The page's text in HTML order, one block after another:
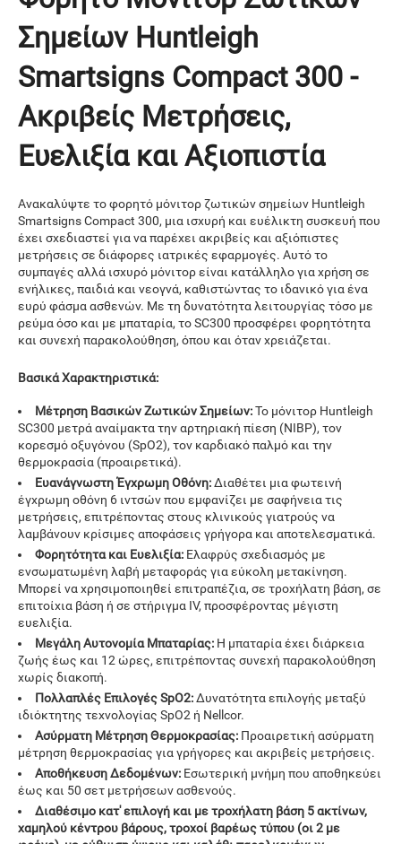
Σημείων Huntleigh
Smartsigns Compact 300 -
Ακριβείς Μετρήσεις,
Ευελιξία και Αξιοπιστία
Ανακαλύψτε το φορητό μόνιτορ ζωτικών σημείων Huntleigh
Smartsigns Compact 300, μια ισχυρή και ευέλικτη συσκευή που
έχει σχεδιαστεί για να παρέχει ακριβείς και αξιόπιστες
μετρήσεις σε διάφορες ιατρικές εφαρμογές. Αυτό το
συμπαγές αλλά ισχυρό μόνιτορ είναι κατάλληλο για χρήση σε
ενήλικες, παιδιά και νεογνά, καθιστώντας το ιδανικό για ένα
ευρύ φάσμα ασθενών. Με τη δυνατότητα λειτουργίας τόσο με
ρεύμα όσο και με μπαταρία, το SC300 προσφέρει φορητότητα
και συνεχή παρακολούθηση, όπου και όταν χρειάζεται.
Βασικά Χαρακτηριστικά:
Μέτρηση Βασικών Ζωτικών Σημείων:Το μόνιτορ Huntleigh
SC300 μετρά αναίμακτα την αρτηριακή πίεση (NIBP), τον
κορεσμό οξυγόνου (SpO2), τον καρδιακό παλμό και την
θερμοκρασία (προαιρετικά).
Ευανάγνωστη Έγχρωμη Οθόνη:Διαθέτει μια φωτεινή
έγχρωμη οθόνη 6 ιντσών που εμφανίζει με σαφήνεια τις
μετρήσεις, επιτρέποντας στους κλινικούς γιατρούς να
λαμβάνουν κρίσιμες αποφάσεις γρήγορα και αποτελεσματικά.
Φορητότητα και Ευελιξία: Ελαφρύς σχεδιασμός με
ενσωματωμένη λαβή μεταφοράς για εύκολη μετακίνηση.
Μπορεί να χρησιμοποιηθεί επιτραπέζια, σε τροχήλατη βάση, σε
επιτοίχια βάση ή σε στήριγμα IV, προσφέροντας μέγιστη
ευελιξία.
Μεγάλη Αυτονομία Μπαταρίας: Η μπαταρία έχει διάρκεια
ζωής έως και 12 ώρες, επιτρέποντας συνεχή παρακολούθηση
χωρίς διακοπή.
Πολλαπλές Επιλογές SpO2:Δυνατότητα επιλογής μεταξύ
ιδιόκτητης τεχνολογίας SpO2 ή Nellcor.
Ασύρματη Μέτρηση Θερμοκρασίας: Προαιρετική ασύρματη
μέτρηση θερμοκρασίας για γρήγορες και ακριβείς μετρήσεις.
Αποθήκευση Δεδομένων: Εσωτερική μνήμη που αποθηκεύει
έως και 50 σετ μετρήσεων ασθενούς.
Διαθέσιμο κατ' επιλογή και με τροχήλατη βάση 5 ακτίνων,
χαμηλού κέντρου βάρους, τροχοί βαρέως τύπου (οι 2 με